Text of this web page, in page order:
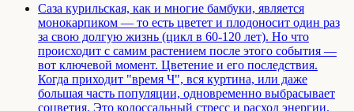
Саза курильская, как и многие бамбуки, является
монокарпиком — то есть цветет и плодоносит один раз
за свою долгую жизнь (цикл в 60-120 лет). Но что
происходит с самим растением после этого события —
вот ключевой момент. Цветение и его последствия.
Когда приходит "время Ч", вся куртина, или даже
большая часть популяции, одновременно выбрасывает
соцветия. Это колоссальный стресс и расход энергии.